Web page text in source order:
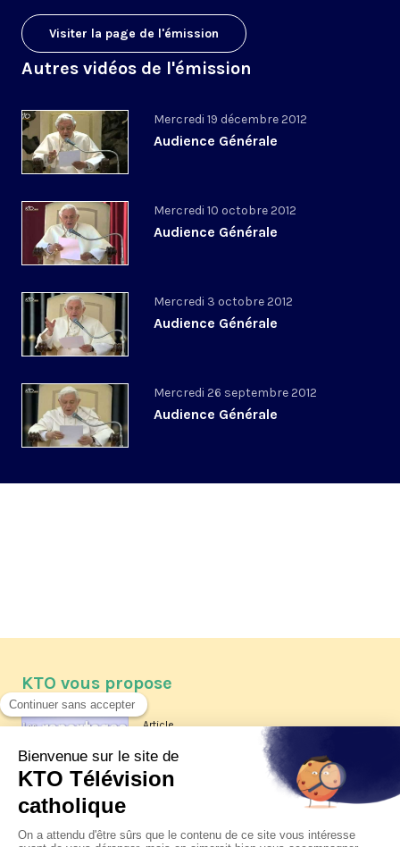
Visiter la page de l'émission
Autres vidéos de l'émission
Mercredi 19 décembre 2012
Audience Générale
Mercredi 10 octobre 2012
Audience Générale
Mercredi 3 octobre 2012
Audience Générale
Mercredi 26 septembre 2012
Audience Générale
KTO vous propose
Article
Les reportages d'été 2026 de KTO
La visite pastorale du pape Léon
XIV à Assise à suivre sur KTO le